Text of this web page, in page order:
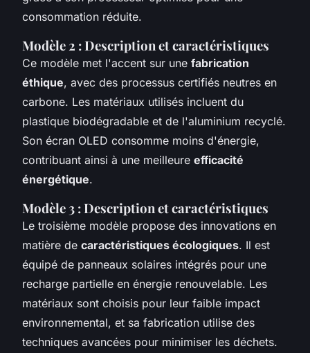
consommation réduite.
Modèle 2 : Description et caractéristiques
Ce modèle met l'accent sur une fabrication
éthique, avec des processus certifiés neutres en
carbone. Les matériaux utilisés incluent du
plastique biodégradable et de l'aluminium recyclé.
Son écran OLED consomme moins d'énergie,
contribuant ainsi à une meilleure efficacité
énergétique.
Modèle 3 : Description et caractéristiques
Le troisième modèle propose des innovations en
matière de caractéristiques écologiques. Il est
équipé de panneaux solaires intégrés pour une
recharge partielle en énergie renouvelable. Les
matériaux sont choisis pour leur faible impact
environnemental, et sa fabrication utilise des
techniques avancées pour minimiser les déchets.